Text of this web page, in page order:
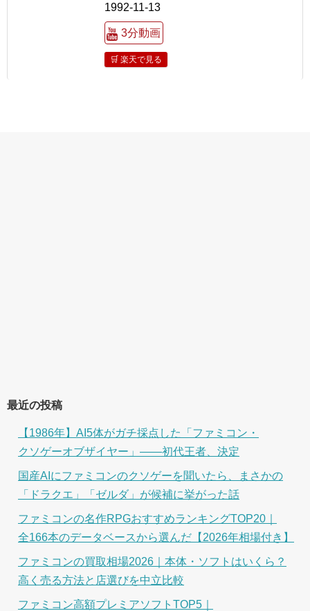
1992-11-13
3分動画
🛒 楽天で見る
最近の投稿
【1986年】AI5体がガチ採点した「ファミコン・
クソゲーオブザイヤー」――初代王者、決定
国産AIにファミコンのクソゲーを聞いたら、まさかの
「ドラクエ」「ゼルダ」が候補に挙がった話
ファミコンの名作RPGおすすめランキングTOP20｜
全166本のデータベースから選んだ【2026年相場付き】
ファミコンの買取相場2026｜本体・ソフトはいくら？
高く売る方法と店選びを中立比較
ファミコン高額プレミアソフトTOP5｜